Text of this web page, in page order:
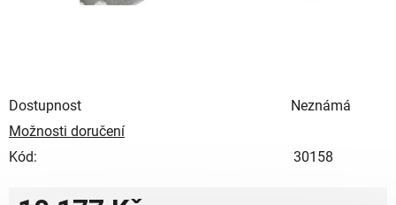
Dostupnost
Neznámá
Možnosti doručení
Kód:
30158